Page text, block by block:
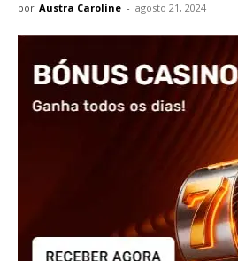
por Austra Caroline - agosto 21, 2024